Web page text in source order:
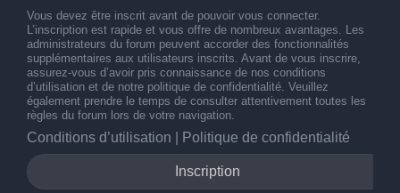
Vous devez être inscrit avant de pouvoir vous connecter.
L’inscription est rapide et vous offre de nombreux avantages. Les
administrateurs du forum peuvent accorder des fonctionnalités
supplémentaires aux utilisateurs inscrits. Avant de vous inscrire,
assurez-vous d’avoir pris connaissance de nos conditions
d’utilisation et de notre politique de confidentialité. Veuillez
également prendre le temps de consulter attentivement toutes les
règles du forum lors de votre navigation.
Conditions d’utilisation Politique de confidentialité
Inscription